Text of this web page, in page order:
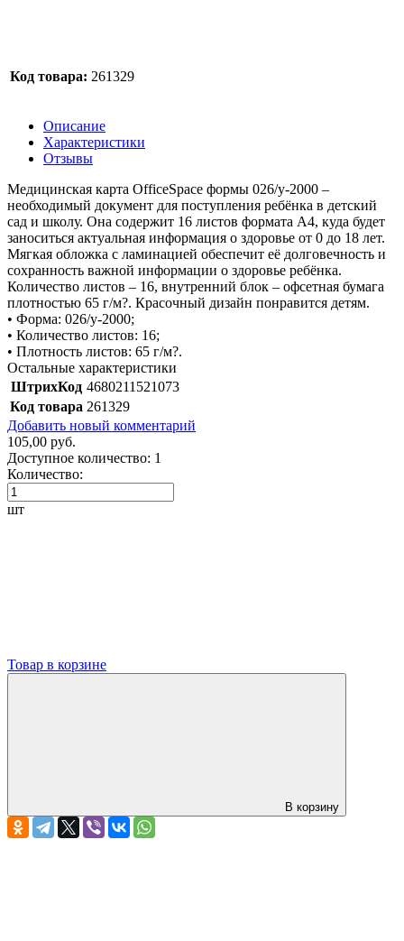
Код товара: 261329
Описание
Характеристики
Отзывы
Медицинская карта OfficeSpace формы 026/у-2000 –
необходимый документ для поступления ребёнка в детский
сад и школу. Она содержит 16 листов формата А4, куда будет
заноситься актуальная информация о здоровье от 0 до 18 лет.
Мягкая обложка с ламинацией обеспечит её долговечность и
сохранность важной информации о здоровье ребёнка.
Количество листов – 16, внутренний блок – офсетная бумага
плотностью 65 г/м?. Красочный дизайн понравится детям.
• Форма: 026/у-2000;
• Количество листов: 16;
• Плотность листов: 65 г/м?.
Остальные характеристики
ШтрихКод 4680211521073
Код товара 261329
Добавить новый комментарий
105,00 руб.
Доступное количество: 1
Количество:
шт
Товар в корзине
В корзину